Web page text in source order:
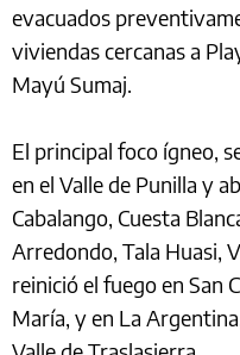
evacuados
viviendas cercanas a
Mayú Sumaj.
El principal foco ígneo,
en el Valle de Punilla y
Cabalango, Cuesta
Arredondo, Tala Huasi,
reinició el fuego en San
María, y en La